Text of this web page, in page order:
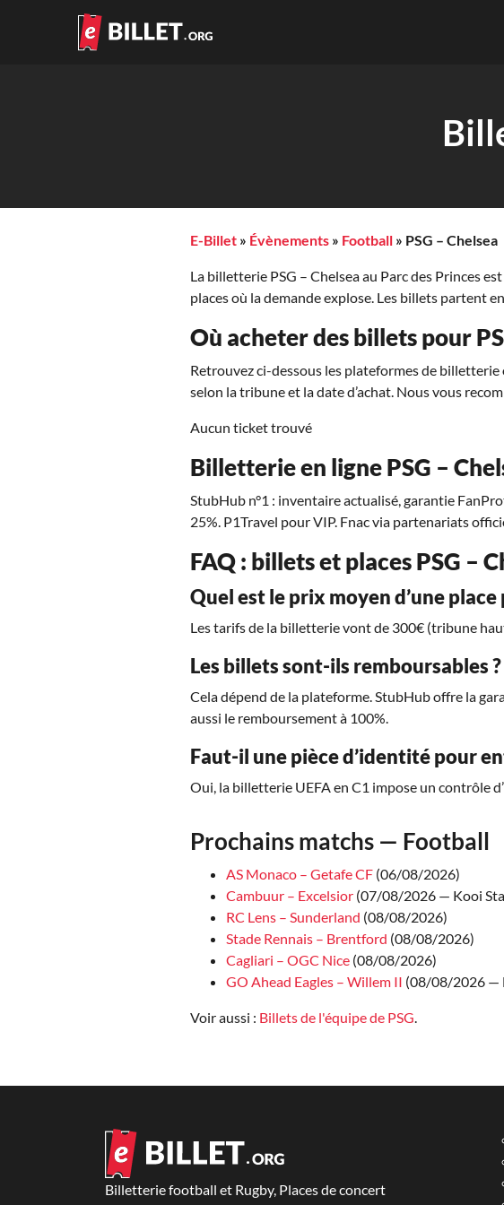
E-Billet » Évènements » Football » PSG – Chelsea
La billetterie PSG – Chelsea au Parc des Princes
places où la demande explose. Les billets partent
Où acheter des billets pour
Retrouvez ci-dessous les plateformes de
selon la tribune et la date d’achat. Nous vous
Aucun ticket trouvé
Billetterie en ligne PSG –
StubHub n°1 : inventaire actualisé, garantie
25%. P1Travel pour VIP. Fnac via partenariats
FAQ : billets et places PSG –
Quel est le prix moyen d’une place
Les tarifs de la billetterie vont de 300€ (tribune
Les billets sont-ils remboursables ?
Cela dépend de la plateforme. StubHub offre la
aussi le remboursement à 100%.
Faut-il une pièce d’identité pour
Oui, la billetterie UEFA en C1 impose un contrôle
Prochains matchs — Football
AS Monaco – Getafe CF (06/08/2026)
Cambuur – Excelsior (07/08/2026 — Kooi
RC Lens – Sunderland (08/08/2026)
Stade Rennais – Brentford (08/08/2026)
Cagliari – OGC Nice (08/08/2026)
GO Ahead Eagles – Willem II (08/08/2026 —
Voir aussi : Billets de l'équipe de PSG.
Billetterie football et Rugby, Places de concert